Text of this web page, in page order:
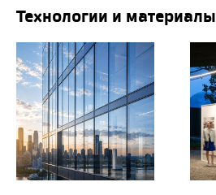
Технологии и материалы